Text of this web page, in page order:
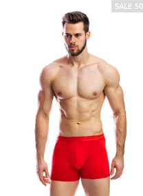
SALE 50